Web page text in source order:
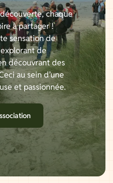
chaque
à partager !
sensation de
de
découvrant des
au sein d’une
et passionnée.